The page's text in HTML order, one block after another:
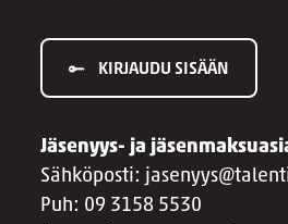
KIRJAUDU SISÄÄN
Jäsenyys- ja
Sähköposti:
Puh: 09 3158 5530